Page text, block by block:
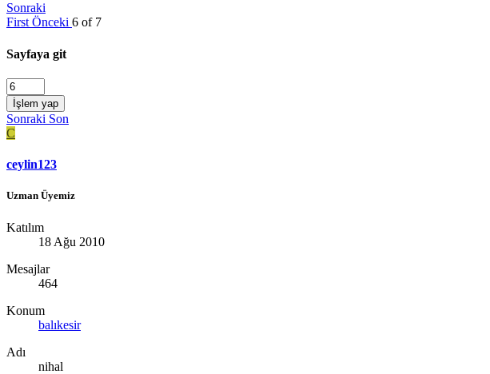
Sonraki
First Önceki 6 of 7
Sayfaya git
İşlem yap
Sonraki Son
C
ceylin123
Uzman Üyemiz
Katılım
18 Ağu 2010
Mesajlar
464
Konum
balıkesir
Adı
nihal